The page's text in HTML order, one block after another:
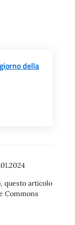
della
questo articolo
Commons